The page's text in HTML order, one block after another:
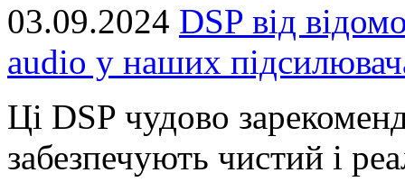
03.09.2024 DSP від
audio у наших
Ці DSP чудово
забезпечують чистий і